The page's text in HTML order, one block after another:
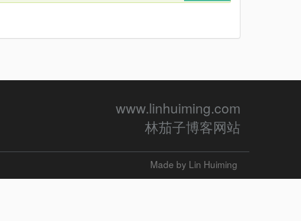
www.linhuiming.com
林茄子博客网站
Made by Lin Huiming